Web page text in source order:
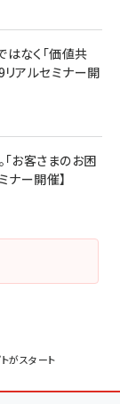
がスタート
はなく「価値共
アルセミナー開
お客さまのお困
ナー開催】